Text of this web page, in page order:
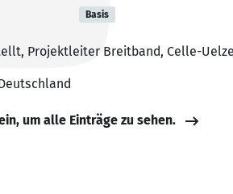
Basis
Projektleiter Breitband, Celle-
um alle Einträge zu sehen.